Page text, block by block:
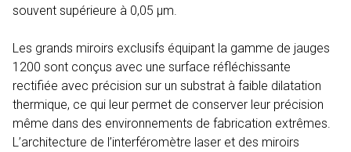
souvent supérieure à 0,05 µm.
Les grands miroirs exclusifs équipant la gamme de jauges
1200 sont conçus avec une surface réfléchissante
rectifiée avec précision sur un substrat à faible dilatation
thermique, ce qui leur permet de conserver leur précision
même dans des environnements de fabrication extrêmes.
L’architecture de l’interféromètre laser et des miroirs